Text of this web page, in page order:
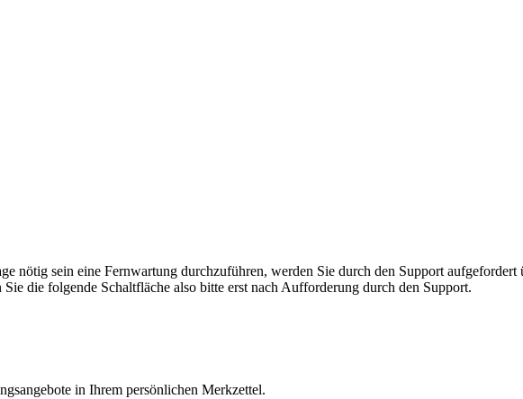
nötig sein eine Fernwartung durchzuführen, werden Sie durch den Support
die folgende Schaltfläche also bitte erst nach Aufforderung durch den Support.
in Ihrem persönlichen Merkzettel.